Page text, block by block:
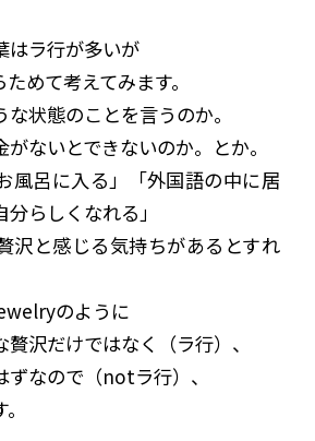
はラ行が多いが
めて考えてみます。
状態のことを言うのか。
ないとできないのか。とか。
風呂に入る」「外国語の中に居
らしくなれる」
沢と感じる気持ちがあるとすれ
のように
沢だけではなく（ラ行）、
なので（notラ行）、